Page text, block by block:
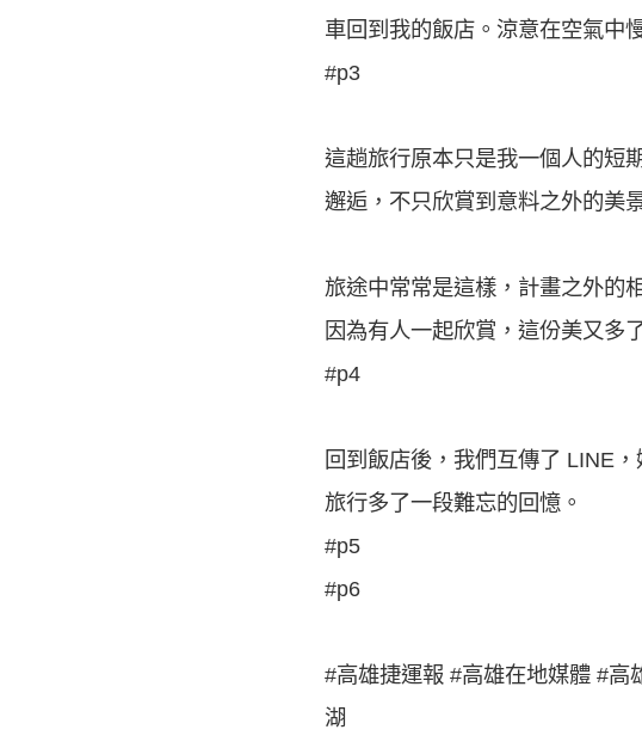
車回到我的飯店。涼意在空氣中
#p3
這趟旅行原本只是我一個人的短
邂逅，不只欣賞到意料之外的美
旅途中常常是這樣，計畫之外的
因為有人一起欣賞，這份美又多
#p4
回到飯店後，我們互傳了 LINE
旅行多了一段難忘的回憶。
#p5
#p6
#高雄捷運報 #高雄在地媒體 #
湖